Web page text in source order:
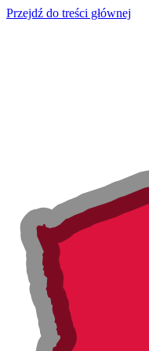
Przejdź do treści głównej